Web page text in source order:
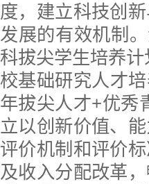
度，建立科技创
发展的有效机制
科拔尖学生培养
校基础研究人才
年拔尖人才+优秀
立以创新价值、
评价机制和评价
及收入分配改革